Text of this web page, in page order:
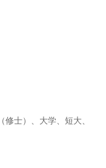
士）、大学、短大、